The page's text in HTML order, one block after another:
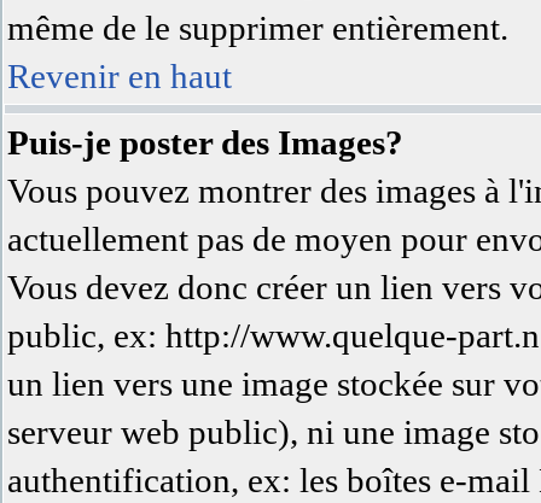
même de le supprimer entièrement.
Revenir en haut
Puis-je poster des Images?
Vous pouvez montrer des images à
actuellement pas de moyen pour
Vous devez donc créer un lien vers
public, ex: http://www.quelque-
un lien vers une image stockée sur
serveur web public), ni une image
authentification, ex: les boîtes e-